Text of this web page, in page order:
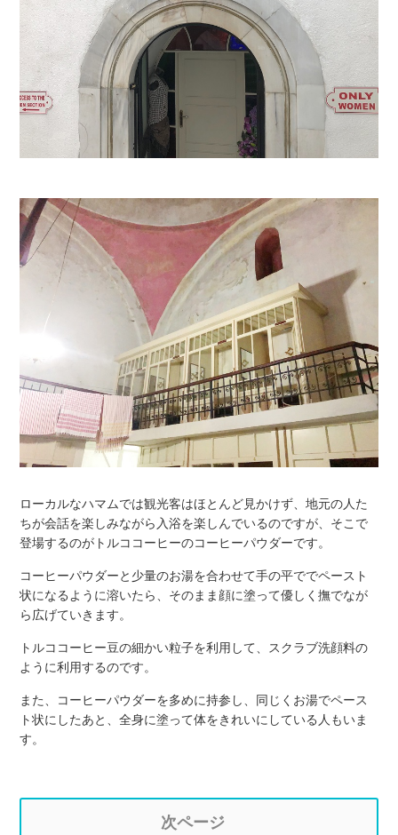
ローカルなハマムでは観光客はほとんど見かけず、地元の人た
ちが会話を楽しみながら入浴を楽しんでいるのですが、そこで
登場するのがトルココーヒーのコーヒーパウダーです。
コーヒーパウダーと少量のお湯を合わせて手の平ででペースト
状になるように溶いたら、そのまま顔に塗って優しく撫でなが
ら広げていきます。
トルココーヒー豆の細かい粒子を利用して、スクラブ洗顔料の
ように利用するのです。
また、コーヒーパウダーを多めに持参し、同じくお湯でペース
ト状にしたあと、全身に塗って体をきれいにしている人もいま
す。
次ページ